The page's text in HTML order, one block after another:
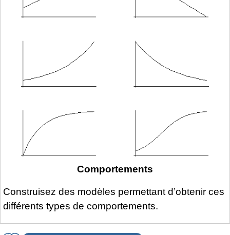
Comportements
Construisez des modèles permettant d’obtenir ces
différents types de comportements.